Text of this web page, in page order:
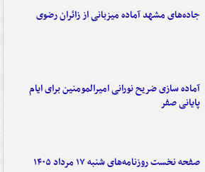
جاده‌های مشهد آماده میزبانی از زائران رضوی
آماده سازی ضریح نورانی امیرالمومنین برای ایام
پایانی صفر
صفحه نخست روزنامه‌های شنبه ۱۷ مرداد ۱۴۰۵